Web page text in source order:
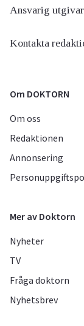
Ansvarig
Kontakta
Om DOKTORN
Om oss
Redaktionen
Annonsering
Mer av Doktorn
Nyheter
TV
Fråga doktorn
Nyhetsbrev